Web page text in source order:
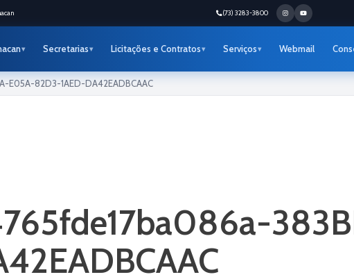
(73) 3283-3800
Secretarias Licitações e Contratos Serviços Webmail
E05A-82D3-1AED-DA42EADBCAAC